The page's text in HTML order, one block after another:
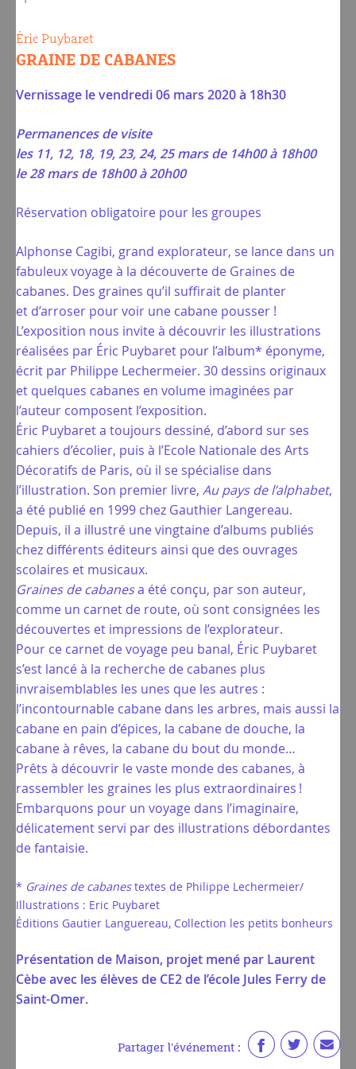
Éric Puybaret
GRAINE DE CABANES
Vernissage le vendredi 06 mars 2020 à 18h30
Permanences de visite
les 11, 12, 18, 19, 23, 24, 25 mars de 14h00 à 18h00
le 28 mars de 18h00 à 20h00
Réservation obligatoire pour les groupes
Alphonse Cagibi, grand explorateur, se lance dans un
fabuleux voyage à la découverte de Graines de
cabanes. Des graines qu’il suffirait de planter
et d’arroser pour voir une cabane pousser !
L’exposition nous invite à découvrir les illustrations
réalisées par Éric Puybaret pour l’album* éponyme,
écrit par Philippe Lechermeier. 30 dessins originaux
et quelques cabanes en volume imaginées par
l’auteur composent l’exposition.
Éric Puybaret a toujours dessiné, d’abord sur ses
cahiers d’écolier, puis à l’Ecole Nationale des Arts
Décoratifs de Paris, où il se spécialise dans
l’illustration. Son premier livre, Au pays de l’alphabet,
a été publié en 1999 chez Gauthier Langereau.
Depuis, il a illustré une vingtaine d’albums publiés
chez différents éditeurs ainsi que des ouvrages
scolaires et musicaux.
Graines de cabanesa été conçu, par son auteur,
comme un carnet de route, où sont consignées les
découvertes et impressions de l’explorateur.
Pour ce carnet de voyage peu banal, Éric Puybaret
s’est lancé à la recherche de cabanes plus
invraisemblables les unes que les autres :
l’incontournable cabane dans les arbres, mais aussi la
cabane en pain d’épices, la cabane de douche, la
cabane à rêves, la cabane du bout du monde…
Prêts à découvrir le vaste monde des cabanes, à
rassembler les graines les plus extraordinaires !
Embarquons pour un voyage dans l’imaginaire,
délicatement servi par des illustrations débordantes
de fantaisie.
* Graines de cabanestextes de Philippe Lechermeier/
Illustrations : Eric Puybaret
Éditions Gautier Languereau, Collection les petits bonheurs
Présentation de Maison, projet mené par Laurent
Cèbe avec les élèves de CE2 de l’école Jules Ferry de
Saint-Omer.
Partager l'événement :